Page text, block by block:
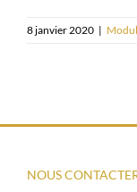
8 janvier 2020 |
NOUS